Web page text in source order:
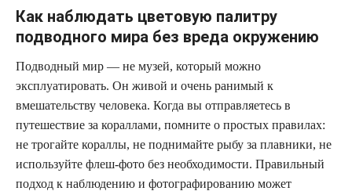
Как наблюдать цветовую палитру
подводного мира без вреда окружению
Подводный мир — не музей, который можно
эксплуатировать. Он живой и очень ранимый к
вмешательству человека. Когда вы отправляетесь в
путешествие за кораллами, помните о простых правилах:
не трогайте кораллы, не поднимайте рыбу за плавники, не
используйте флеш‑фото без необходимости. Правильный
подход к наблюдению и фотографированию может